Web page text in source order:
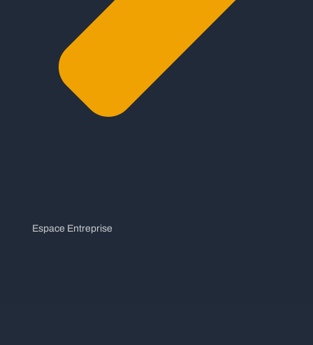
Espace Entreprise